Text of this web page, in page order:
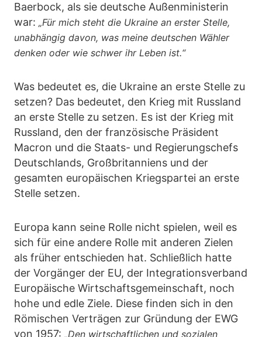
Baerbock, als sie deutsche Außenministerin
war: „Für mich steht die Ukraine an erster Stelle,
unabhängig davon, was meine deutschen Wähler
denken oder wie schwer ihr Leben ist.“
Was bedeutet es, die Ukraine an erste Stelle zu
setzen? Das bedeutet, den Krieg mit Russland
an erste Stelle zu setzen. Es ist der Krieg mit
Russland, den der französische Präsident
Macron und die Staats- und Regierungschefs
Deutschlands, Großbritanniens und der
gesamten europäischen Kriegspartei an erste
Stelle setzen.
Europa kann seine Rolle nicht spielen, weil es
sich für eine andere Rolle mit anderen Zielen
als früher entschieden hat. Schließlich hatte
der Vorgänger der EU, der Integrationsverband
Europäische Wirtschaftsgemeinschaft, noch
hohe und edle Ziele. Diese finden sich in den
Römischen Verträgen zur Gründung der EWG
von 1957: „Den wirtschaftlichen und sozialen